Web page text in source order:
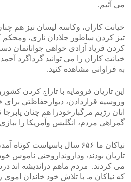
می آئیم.
خیانت کاران، وکاسه لیسان نیز هم
تیز کردن ساطور جلادان تازی،
کردن فریاد آزادی خواهی جوانانمان
خیانت کاران را می توانید گرداگرد
به فراوانی مشاهده کنید.
این تازیان فرومایه با تاراج کردن
وروسیه قراردادن، دیوارحفاظتی برای
انان رژیم مرگبارخودرا هم چنان پابرجا
گمراهی مردم، انگلیس وآمریکا را
نیاکان ما ۶۵۶ سال باسیاست
تازیان بودند، ودارونداروحتی ناموس خود
می کردند. مردم ماهم دراندیشه اند
که نیاکان ما با تلاش خود خاندان اموی